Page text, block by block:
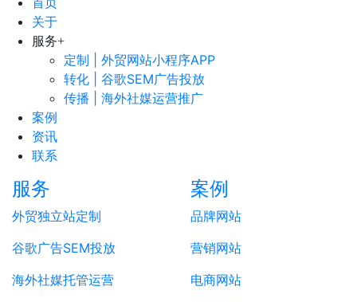
关于
服务+
定制 | 外贸网站小程序APP
转化 | 谷歌SEM广告投放
传播 | 海外社媒运营推广
案例
资讯
联系
服务
外贸独立站定制
谷歌广告SEM投放
海外社媒托管运营
案例
品牌网站
营销网站
电商网站